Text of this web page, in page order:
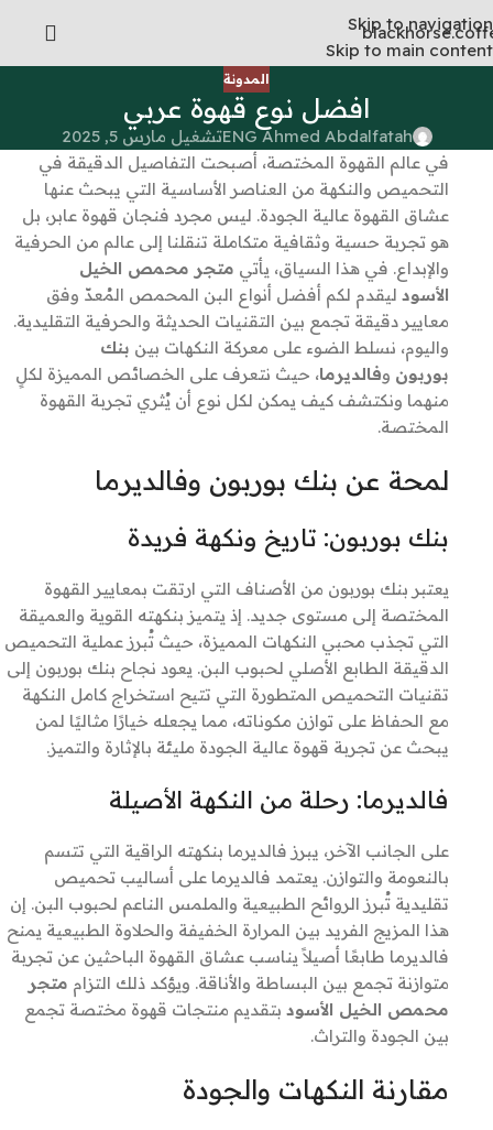
Skip to navigation
Skip to main content
المدونة
افضل نوع قهوة عربي
ENG Ahmed Abdalfatahتشغيل مارس 5, 2025
في عالم القهوة المختصة، أصبحت التفاصيل الدقيقة في
التحميص والنكهة من العناصر الأساسية التي يبحث عنها
عشاق القهوة عالية الجودة. ليس مجرد فنجان قهوة عابر، بل
هو تجربة حسية وثقافية متكاملة تنقلنا إلى عالم من الحرفية
والإبداع. في هذا السياق، يأتي متجر محمص الخيل
الأسود ليقدم لكم أفضل أنواع البن المحمص المُعدّ وفق
معايير دقيقة تجمع بين التقنيات الحديثة والحرفية التقليدية.
واليوم، نسلط الضوء على معركة النكهات بين بنك
بوربون وفالديرما، حيث نتعرف على الخصائص المميزة لكلٍ
منهما ونكتشف كيف يمكن لكل نوع أن يُثري تجربة القهوة
المختصة.
لمحة عن بنك بوربون وفالديرما
بنك بوربون: تاريخ ونكهة فريدة
يعتبر بنك بوربون من الأصناف التي ارتقت بمعايير القهوة
المختصة إلى مستوى جديد. إذ يتميز بنكهته القوية والعميقة
التي تجذب محبي النكهات المميزة، حيث تُبرز عملية التحميص
الدقيقة الطابع الأصلي لحبوب البن. يعود نجاح بنك بوربون إلى
تقنيات التحميص المتطورة التي تتيح استخراج كامل النكهة
مع الحفاظ على توازن مكوناته، مما يجعله خيارًا مثاليًا لمن
يبحث عن تجربة قهوة عالية الجودة مليئة بالإثارة والتميز.
فالديرما: رحلة من النكهة الأصيلة
على الجانب الآخر، يبرز فالديرما بنكهته الراقية التي تتسم
بالنعومة والتوازن. يعتمد فالديرما على أساليب تحميص
تقليدية تُبرز الروائح الطبيعية والملمس الناعم لحبوب البن. إن
هذا المزيج الفريد بين المرارة الخفيفة والحلاوة الطبيعية يمنح
فالديرما طابعًا أصيلاً يناسب عشاق القهوة الباحثين عن تجربة
متوازنة تجمع بين البساطة والأناقة. ويؤكد ذلك التزام متجر
محمص الخيل الأسود بتقديم منتجات قهوة مختصة تجمع
بين الجودة والتراث.
مقارنة النكهات والجودة